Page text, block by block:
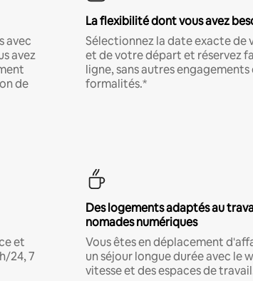
avec
avez
de
La flexibilité dont vous avez
Sélectionnez la date exacte de
et de votre départ et réservez
ligne, sans autres engagements
formalités.*
et
24, 7
Des logements adaptés au
nomades numériques
Vous êtes en déplacement
un séjour longue durée avec le
vitesse et des espaces de